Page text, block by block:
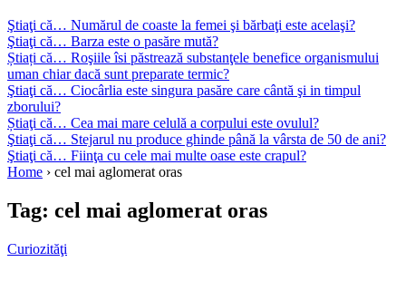
Ştiaţi că… Numărul de coaste la femei şi bărbaţi este acelaşi?
Ştiaţi că… Barza este o pasăre mută?
Știați că… Roşiile îsi păstrează substanţele benefice organismului
uman chiar dacă sunt preparate termic?
Ştiaţi că… Ciocârlia este singura pasăre care cântă şi in timpul
zborului?
Știaţi că… Cea mai mare celulă a corpului este ovulul?
Ştiaţi că… Stejarul nu produce ghinde până la vârsta de 50 de ani?
Ştiaţi că… Fiinţa cu cele mai multe oase este crapul?
Home › cel mai aglomerat oras
Tag: cel mai aglomerat oras
Curiozităţi